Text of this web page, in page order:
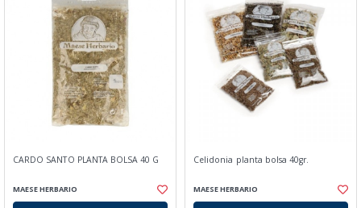
CARDO SANTO PLANTA BOLSA 40 G
MAESE HERBARIO
Celidonia planta bolsa 40gr.
MAESE HERBARIO